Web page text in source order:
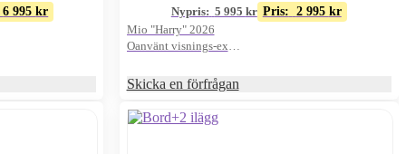
6 995kr
Nypris: 5 995 kr Pris: 2 995 kr
Mio "Harry" 2026
Oanvänt visnings-ex
Skicka en förfrågan